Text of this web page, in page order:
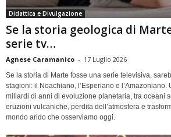
Didattica e Divulgazione
Se la storia geologica di
serie tv…
Agnese Caramanico - 17 Luglio 2026
Se la storia di Marte fosse una serie televisiva,
stagioni: il Noachiano, l’Esperiano e l’Amazoniano.
miliardi di anni di evoluzione planetaria, tra oceani
eruzioni vulcaniche, perdita dell’atmosfera e
mondo arido che osserviamo oggi.